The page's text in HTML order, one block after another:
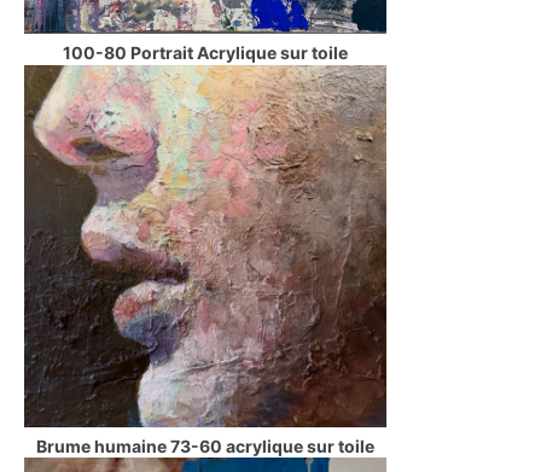
100-80 Portrait Acrylique sur toile
Brume humaine 73-60 acrylique sur toile